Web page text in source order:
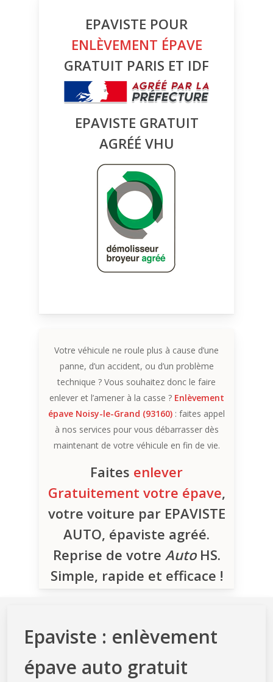
EPAVISTE POUR
ENLÈVEMENT ÉPAVE
GRATUIT PARIS ET IDF
EPAVISTE GRATUIT
AGRÉÉ VHU
Votre véhicule ne roule plus à cause d’une
panne, d’un accident, ou d’un problème
technique ? Vous souhaitez donc le faire
enlever et l’amener à la casse ? Enlèvement
épave Noisy-le-Grand (93160) : faites appel
à nos services pour vous débarrasser dès
maintenant de votre véhicule en fin de vie.
Faites enlever
Gratuitement votre épave,
votre voiture par EPAVISTE
AUTO, épaviste agréé.
Reprise de votre AutoHS.
Simple, rapide et efficace !
Epaviste : enlèvement
épave auto gratuit